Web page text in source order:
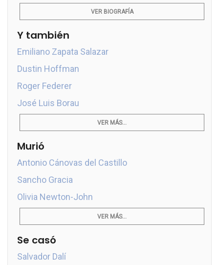
VER BIOGRAFÍA
Y también
Emiliano Zapata Salazar
Dustin Hoffman
Roger Federer
José Luis Borau
VER MÁS...
Murió
Antonio Cánovas del Castillo
Sancho Gracia
Olivia Newton-John
VER MÁS...
Se casó
Salvador Dalí